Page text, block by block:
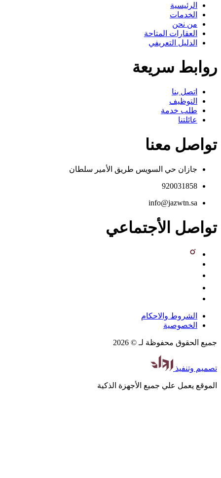
الرئيسية
الخدمات
من نحن
العقارات المتاحة
الدليل التعريفي
روابط سريعة
اتصل بنا
التوظيف
طلب خدمة
عائلتنا
تواصل معنا
جازان حي السويس طريق الأمير سلطان
920031858
info@jazwtn.sa
تواصل الأجتماعي
الشروط والاحكام
الخصوصية
جميع الحقوق محفوظة لـ © 2026
تصميم وتنفيذ
الموقع يعمل علي جميع الأجهزة الذكية